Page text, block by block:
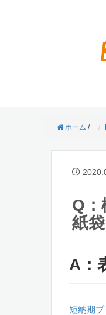
ホーム /
Q：
紙袋
A：
短納期プ